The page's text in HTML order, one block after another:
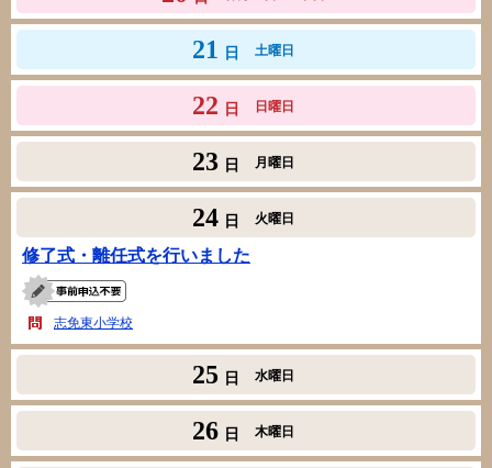
21 日 土曜日
22 日 日曜日
23 日 月曜日
24 日 火曜日
修了式・離任式を行いました
志免東小学校
25 日 水曜日
26 日 木曜日